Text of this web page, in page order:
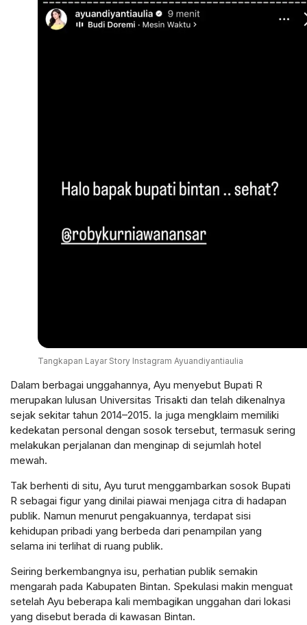
Tangkapan Layar Story Instagram Ayuandiyantiaulia
Dalam berbagai unggahannya, Ayu menyebut Bupati R
merupakan lulusan Universitas Trisakti dan telah dikenalnya
sejak sekitar tahun 2014–2015. Ia juga mengklaim memiliki
kedekatan personal dengan sosok tersebut, termasuk sering
melakukan perjalanan dan menginap di sejumlah hotel
mewah.
Tak berhenti di situ, Ayu turut menggambarkan sosok Bupati
R sebagai figur yang dinilai piawai menjaga citra di hadapan
publik. Namun menurut pengakuannya, terdapat sisi
kehidupan pribadi yang berbeda dari penampilan yang
selama ini terlihat di ruang publik.
Seiring berkembangnya isu, perhatian publik semakin
mengarah pada Kabupaten Bintan. Spekulasi makin menguat
setelah Ayu beberapa kali membagikan unggahan dari lokasi
yang disebut berada di kawasan Bintan.